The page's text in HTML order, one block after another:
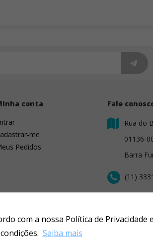
com a nossa Política de
condições. Saiba mais
conta
me
Pedidos
Fale
Rua do
01136-
Barra
(11)